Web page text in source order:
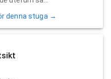
denna stuga →